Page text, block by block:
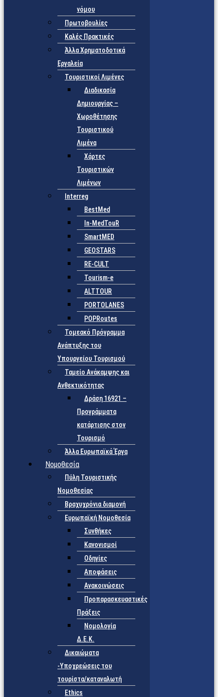
νόμου
Πρωτοβουλίες
Καλές Πρακτικές
Άλλα Χρηματοδοτικά
Εργαλεία
Τουριστικοί Λιμένες
Διαδικασία
Δημιουργίας –
Χωροθέτησης
Τουριστικού
Λιμένα
Χάρτες
Τουριστικών
Λιμένων
Interreg
BestMed
In-MedTouR
SmartMED
GEOSTARS
RE-CULT
Tourism-e
ALTTOUR
PORTOLANES
POPRoutes
Τομεακό Πρόγραμμα
Ανάπτυξης του
Υπουργείου Τουρισμού
Ταμείο Ανάκαμψης και
Ανθεκτικότητας
Δράση 16921 –
Προγράμματα
κατάρτισης στον
Τουρισμό
Άλλα Ευρωπαϊκά Έργα
Νομοθεσία
Πύλη Τουριστικής
Νομοθεσίας
Βραχυχρόνια διαμονή
Ευρωπαϊκή Νομοθεσία
Συνθήκες
Κανονισμοί
Οδηγίες
Αποφάσεις
Ανακοινώσεις
Προπαρασκευαστικές
Πράξεις
Νομολογία
Δ.Ε.Κ.
Δικαιώματα
-Υποχρεώσεις του
τουρίστα/καταναλωτή
Ethics